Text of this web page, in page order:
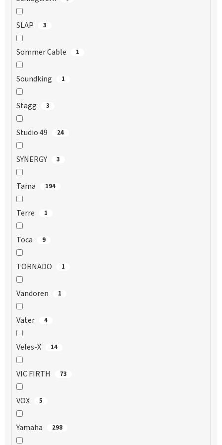
SLAP 3
Sommer Cable 1
Soundking 1
Stagg 3
Studio 49 24
SYNERGY 3
Tama 194
Terre 1
Toca 9
TORNADO 1
Vandoren 1
Vater 4
Veles-X 14
VIC FIRTH 73
VOX 5
Yamaha 298